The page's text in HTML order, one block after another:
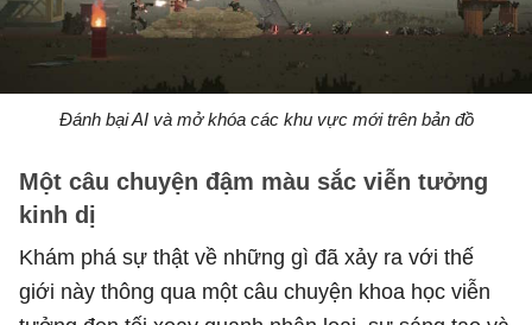
Đánh bại AI và mở khóa các khu vực mới trên bản đồ
Một câu chuyện đậm màu sắc viễn tưởng
kinh dị
Khám phá sự thật về những gì đã xảy ra với thế
giới này thông qua một câu chuyện khoa học viễn